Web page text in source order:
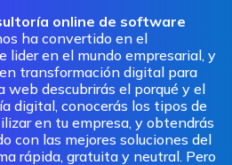
online de software
ha convertido en el
lider en el mundo empresarial, y
transformación digital para
web descubrirás el porqué y el
digital, conocerás los tipos de
en tu empresa, y obtendrás
con las mejores soluciones del
rápida, gratuita y neutral. Pero